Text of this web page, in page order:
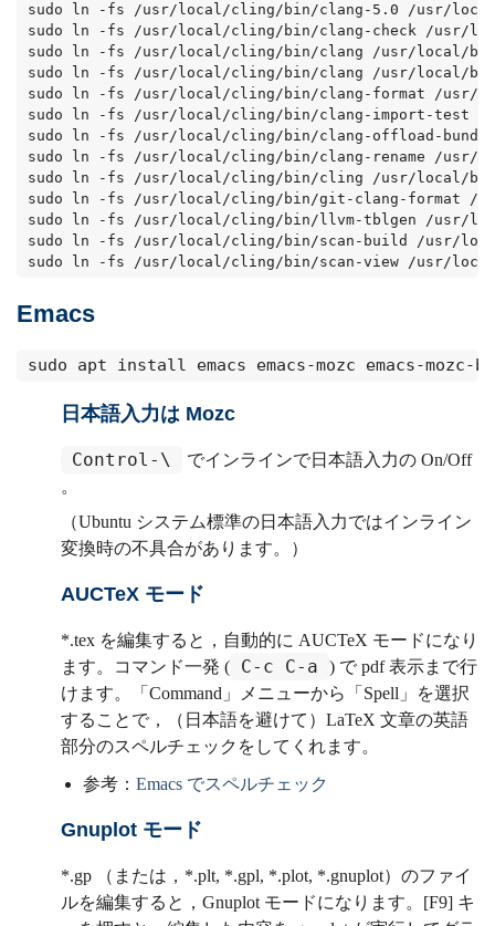
sudo ln -fs /usr/local/cling/bin/clang-5.0 /usr/
sudo ln -fs /usr/local/cling/bin/clang-check /usr/
sudo ln -fs /usr/local/cling/bin/clang /usr/local/
sudo ln -fs /usr/local/cling/bin/clang /usr/local/
sudo ln -fs /usr/local/cling/bin/clang-format /usr/
sudo ln -fs /usr/local/cling/bin/clang-import-test /
sudo ln -fs /usr/local/cling/bin/clang-offload-
sudo ln -fs /usr/local/cling/bin/clang-rename /usr/
sudo ln -fs /usr/local/cling/bin/cling /usr/local/
sudo ln -fs /usr/local/cling/bin/git-clang-format /
sudo ln -fs /usr/local/cling/bin/llvm-tblgen /usr/
sudo ln -fs /usr/local/cling/bin/scan-build /usr/
sudo ln -fs /usr/local/cling/bin/scan-view /usr/
Emacs
sudo apt install emacs emacs-mozc emacs-
日本語入力は Mozc
Control-\
でインラインで日本語入力の On/Off
。
（Ubuntu システム標準の日本語入力ではインライン
変換時の不具合があります。）
AUCTeX モード
*.tex を編集すると，自動的に AUCTeX モードになり
ます。コマンド一発 (
C-c C-a
) で pdf 表示まで行
けます。「Command」メニューから「Spell」を選択
することで，（日本語を避けて）LaTeX 文章の英語
部分のスペルチェックをしてくれます。
参考： Emacs でスペルチェック
Gnuplot モード
*.gp （または，*.plt, *.gpl, *.plot, *.gnuplot）のファイ
ルを編集すると，Gnuplot モードになります。[F9] キ